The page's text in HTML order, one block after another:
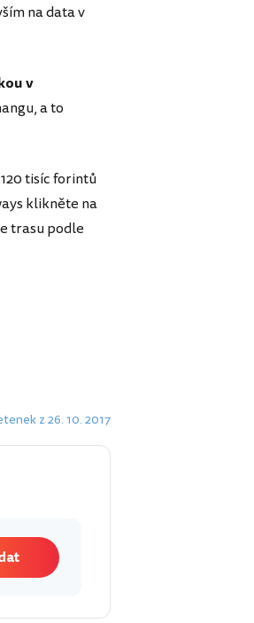
na data v
v
a to
tisíc forintů
klikněte na
trasu podle
z 26. 10. 2017